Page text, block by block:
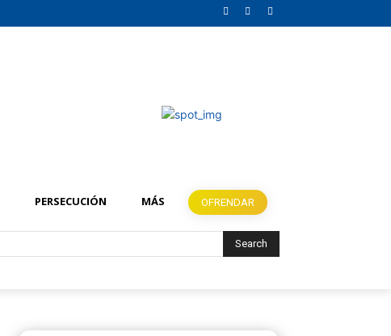
PERSECUCIÓN MÁS OFRENDAR
Search